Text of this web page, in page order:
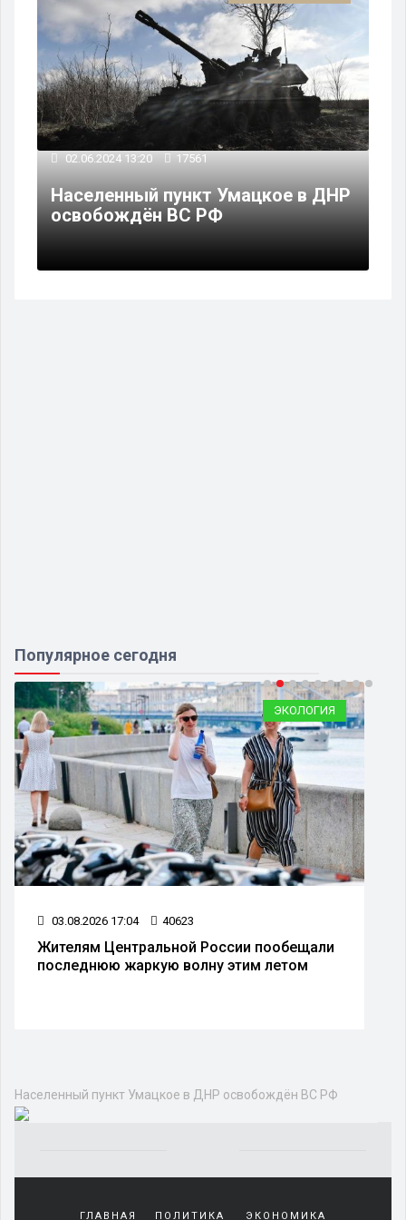
02.06.2024 13:20 17561
Населенный пункт Умацкое в ДНР
освобождён ВС РФ
Популярное сегодня
ЭКОЛОГИЯ
03.08.2026 17:04 40623
Жителям Центральной России пообещали
последнюю жаркую волну этим летом
Политика
освобождён ВС РФ